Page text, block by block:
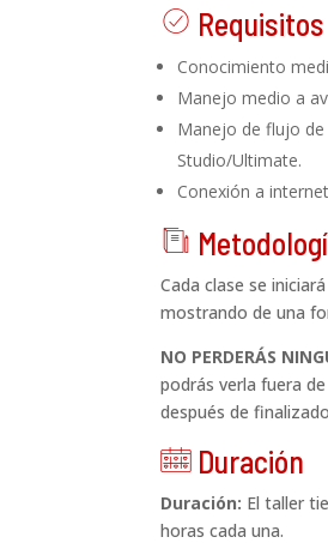
ch
ec
cir
cl
ic
on
Requisitos
Conocimiento
Manejo medio a
Manejo de flujo de
Studio/Ultimate.
Conexión a
no
te
ok
2
ic
on
Cada clase se
mostrando de una
NO PERDERÁS
podrás verla fuera
después de
ca
le
Duración
Duración: El taller
horas cada una.